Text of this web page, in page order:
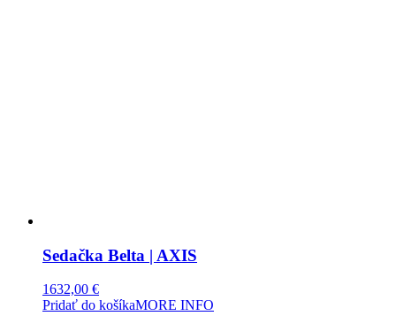
Sedačka Belta | AXIS
1632,00 €
Pridať do košíkaMORE INFO